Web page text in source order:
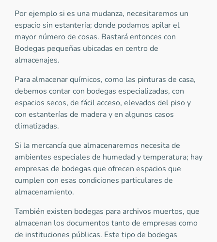
Por ejemplo si es una mudanza, necesitaremos un
espacio sin estantería; donde podamos apilar el
mayor número de cosas. Bastará entonces con
Bodegas pequeñas ubicadas en centro de
almacenajes.
Para almacenar químicos, como las pinturas de casa,
debemos contar con bodegas especializadas, con
espacios secos, de fácil acceso, elevados del piso y
con estanterías de madera y en algunos casos
climatizadas.
Si la mercancía que almacenaremos necesita de
ambientes especiales de humedad y temperatura; hay
empresas de bodegas que ofrecen espacios que
cumplen con esas condiciones particulares de
almacenamiento.
También existen bodegas para archivos muertos, que
almacenan los documentos tanto de empresas como
de instituciones públicas. Este tipo de bodegas